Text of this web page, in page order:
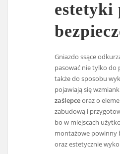
estetyki
Gniazdo ssące
pasować nie tylko do
także do sposobu
pojawiają się
zaślepceoraz o
zabudową i
bo w miejscach
montażowe powinny
oraz estetycznie